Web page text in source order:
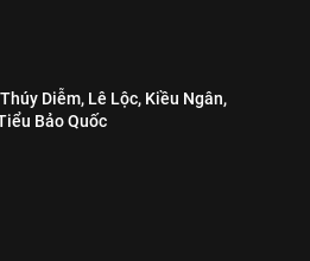
Thúy Diễm, Lê Lộc, Kiều Ngân,
Bảo Quốc